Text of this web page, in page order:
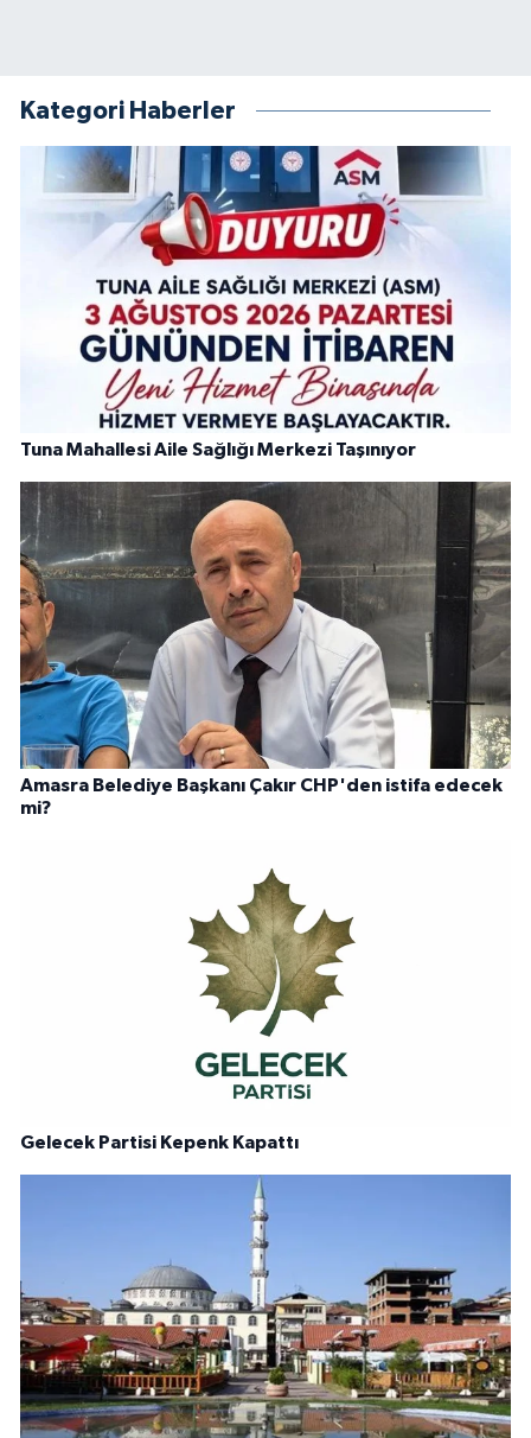
Kategori Haberler
Tuna Mahallesi Aile Sağlığı Merkezi Taşınıyor
Amasra Belediye Başkanı Çakır CHP'den istifa edecek
mi?
Gelecek Partisi Kepenk Kapattı